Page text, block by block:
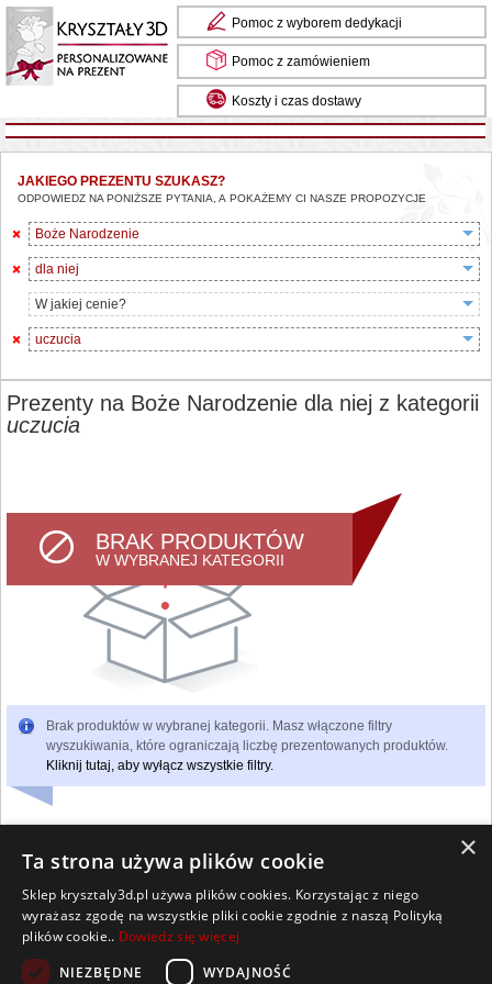
Pomoc z wyborem dedykacji
Pomoc z zamówieniem
Koszty i czas dostawy
JAKIEGO PREZENTU SZUKASZ?
ODPOWIEDZ NA PONIŻSZE PYTANIA, A POKAŻEMY CI NASZE PROPOZYCJE
Boże Narodzenie
dla niej
W jakiej cenie?
uczucia
Prezenty na Boże Narodzenie dla niej z kategorii
uczucia
BRAK PRODUKTÓW
W WYBRANEJ KATEGORII
Brak produktów w wybranej kategorii. Masz włączone filtry
wyszukiwania, które ograniczają liczbę prezentowanych produktów.
Kliknij tutaj, aby wyłącz wszystkie filtry.
Wszelkie prawa zastrzeżone
Kontakt Współpraca Regulamin
Pomoc Strona główna
×
Ta strona używa plików cookie
Sklep krysztaly3d.pl używa plików cookies. Korzystając z niego
wyrażasz zgodę na wszystkie pliki cookie zgodnie z naszą Polityką
plików cookie.. Dowiedz się więcej
NIEZBĘDNE
WYDAJNOŚĆ